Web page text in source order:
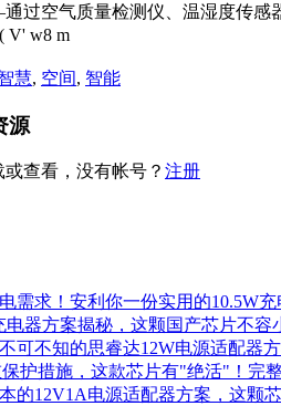
过空气质量检测仪、温湿度传
V' w8 m
慧, 空间, 智能
源
查看，没有帐号？ 注册
需求！安利你一份实用的10.5W充
电器方案揭秘，这颗国产芯片不容
可不知的思睿达12W电源适配器
护措施，这款芯片有"绝活"！完
的12V1A电源适配器方案，这颗